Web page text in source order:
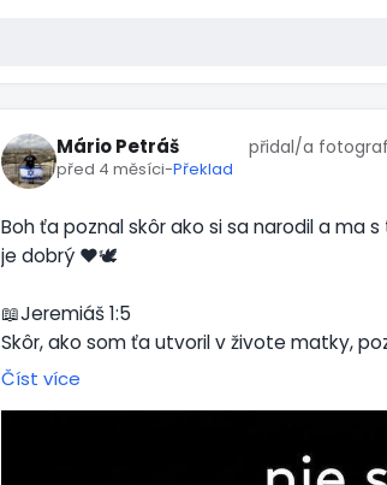
Mário Petráš přidal/a
před 4 měsíci-Překlad
Boh ťa poznal skôr ako si sa narodil a ma
je dobrý ♥️🕊️
📖Jeremiáš 1:5
Skôr, ako som ťa utvoril v živote matky,
matky, posvätil som ťa…
Lebo Ty si mi stvoril ľadviny, v matkinom
Číst více